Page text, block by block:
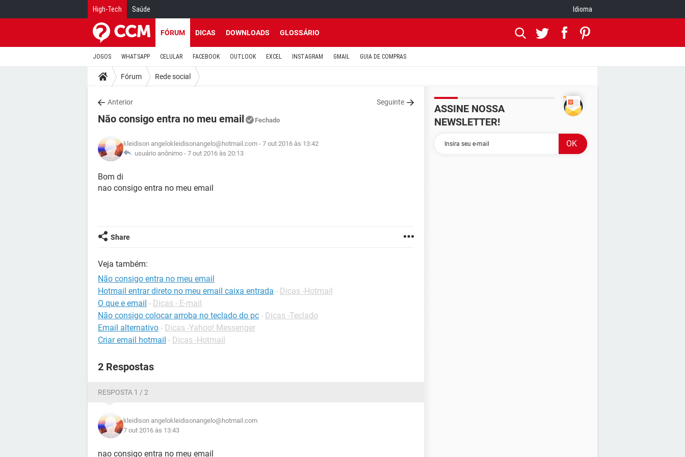
High-Tech Saúde Idioma
FÓRUM DICAS DOWNLOADS GLOSSÁRIO
JOGOS WHATSAPP CELULAR FACEBOOK OUTLOOK EXCEL INSTAGRAM GMAIL GUIA DE COMPRAS
Fórum Rede social
Anterior Seguinte
Não consigo entra no meu email Fechado
kleidison angelokleidisonangelo@hotmail.com - 7 out 2016 às 13:42
usuário anônimo - 7 out 2016 às 20:13
Bom di
nao consigo entra no meu email
Share
Veja também:
Não consigo entra no meu email
Hotmail entrar direto no meu email caixa entrada - Dicas -Hotmail
O que e email - Dicas - E-mail
Não consigo colocar arroba no teclado do pc - Dicas -Teclado
Email alternativo - Dicas -Yahoo! Messenger
Criar email hotmail - Dicas -Hotmail
2 Respostas
RESPOSTA 1 / 2
kleidison angelokleidisonangelo@hotmail.com
7 out 2016 às 13:43
nao consigo entra no meu email
ASSINE NOSSA
NEWSLETTER!